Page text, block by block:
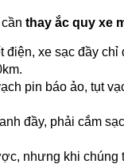
cầnthay ắc quy xe
điện, xe sạc đầy
pin báo ảo, tụt
đầy, phải cắm
nhưng khi chúng